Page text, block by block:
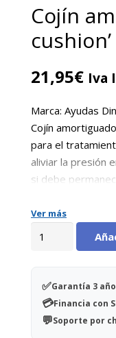
Cojín
cushion’
21,95€ Iva
Marca: Ayudas
Cojín
para el
aliviar la presión
si debe
Ver más
amortiguador
cushion'
cantidad
✅Garantía 3
💳Financia con
💬Soporte por